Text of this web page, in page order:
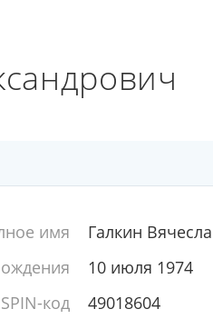
имя
Галкин
10 июля 1974
код
49018604